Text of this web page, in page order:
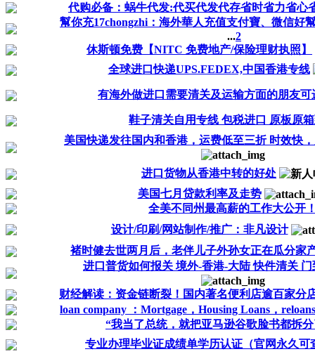
代购必备：蜗牛代发:代买代发代存省时省力省心
幫你充17chongzhi：海外華人充值支付寶、微信好
...2
休斯顿免费【NITC 免费地产/保险理财执照】
全球进口快递UPS.FEDEX,中国香港专线
有海外做进口需要清关及运输方面的朋友可
鞋子清关自用专线 包税进口 原板原
美国快递发往国内和香港，运费低至三折 时效快
进口货物从香港中转的好处
美国七月贷款利率及走势
全美不同州最高薪的工作大公开
设计/印刷/网站制作/推广：非凡设计
褚时健去世两月后，老伴儿子外孙女正在瓜分家
进口普货如何报关 境外-香港-大陆 快件清关 门
财经解读：资金链断裂！国内著名便利店逾百家分
loan company ：Mortgage，Housing Loans，
“我当了总统，就把亚马逊谷歌脸书都拆
专业办理毕业证成绩单学历认证（官网永久可